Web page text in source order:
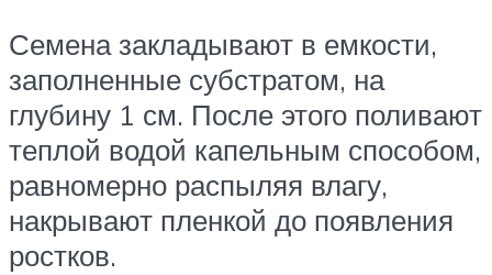
Семена закладывают в емкости,
заполненные субстратом, на
глубину 1 см. После этого поливают
теплой водой капельным способом,
равномерно распыляя влагу,
накрывают пленкой до появления
ростков.